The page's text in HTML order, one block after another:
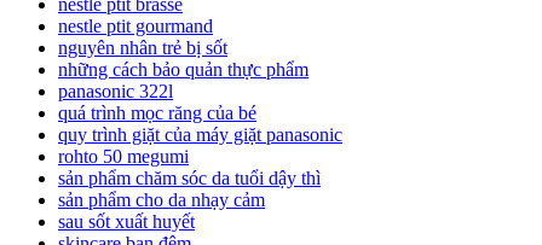
nestle ptit brasse
nestle ptit gourmand
nguyên nhân trẻ bị sốt
những cách bảo quản thực phẩm
panasonic 322l
quá trình mọc răng của bé
quy trình giặt của máy giặt panasonic
rohto 50 megumi
sản phẩm chăm sóc da tuổi dậy thì
sản phẩm cho da nhạy cảm
sau sốt xuất huyết